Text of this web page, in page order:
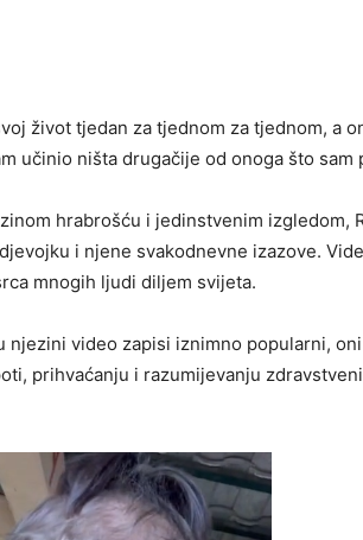
život tjedan za tjednom za tjednom, a
učinio ništa drugačije od onoga što sam
hrabrošću i jedinstvenim
i njene svakodnevne izazove.
mnogih ljudi diljem svijeta.
njezini video zapisi iznimno popularni,
prihvaćanju i razumijevanju